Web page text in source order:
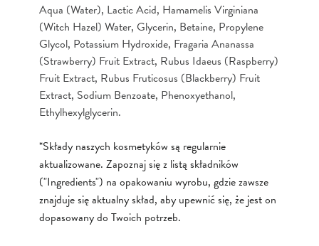
Aqua (Water), Lactic Acid, Hamamelis Virginiana
(Witch Hazel) Water, Glycerin, Betaine, Propylene
Glycol, Potassium Hydroxide, Fragaria Ananassa
(Strawberry) Fruit Extract, Rubus Idaeus (Raspberry)
Fruit Extract, Rubus Fruticosus (Blackberry) Fruit
Extract, Sodium Benzoate, Phenoxyethanol,
Ethylhexylglycerin.
*Składy naszych kosmetyków są regularnie
aktualizowane. Zapoznaj się z listą składników
("Ingredients") na opakowaniu wyrobu, gdzie zawsze
znajduje się aktualny skład, aby upewnić się, że jest on
dopasowany do Twoich potrzeb.